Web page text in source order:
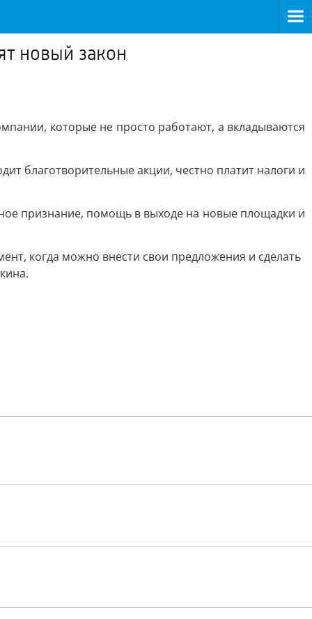
новый закон
которые не просто работают, а вкладываются
благотворительные акции, честно платит налоги и
признание, помощь в выходе на новые площадки и
когда можно внести свои предложения и сделать